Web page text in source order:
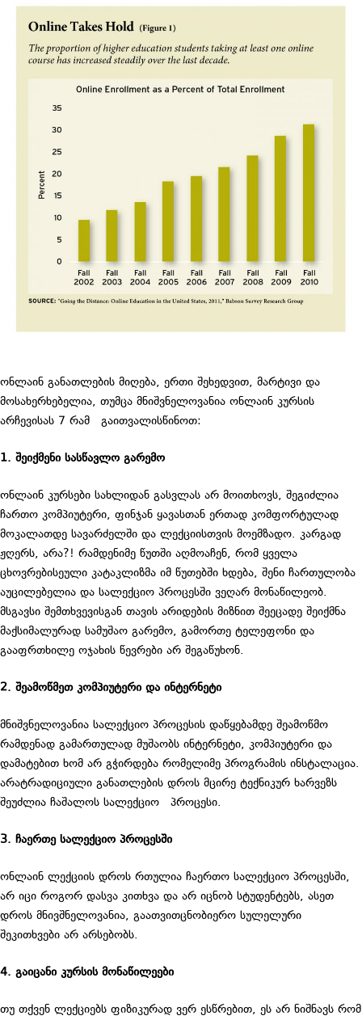
ონლაინ განათლების მიღება, ერთი შეხედვით, მარტივი და
მოსახერხებელია, თუმცა მნიშვნელოვანია ონლაინ კურსის
არჩევისას 7 რამ გაითვალისწინოთ:
1. შეიქმენი სასწავლო გარემო
ონლაინ კურსები სახლიდან გასვლას არ მოითხოვს, შეგიძლია
ჩართო კომპიუტერი, ფინჯან ყავასთან ერთად კომფორტულად
მოკალათდე სავარძელში და ლექციისთვის მოემზადო. კარგად
ჟღერს, არა?! რამდენიმე წუთში აღმოაჩენ, რომ ყველა
ცხოვრებისეული კატაკლიზმა იმ წუთებში ხდება, შენი ჩართულობა
აუცილებელია და სალექციო პროცესში ვეღარ მონაწილეობ.
მსგავსი შემთხვევისგან თავის არიდების მიზნით შეეცადე შეიქმნა
მაქსიმალურად სამუშაო გარემო, გამორთე ტელეფონი და
გააფრთხილე ოჯახის წევრები არ შეგაწუხონ.
2. შეამოწმეთ კომპიუტერი და ინტერნეტი
მნიშვნელოვანია სალექციო პროცესის დაწყებამდე შეამოწმო
რამდენად გამართულად მუშაობს ინტერნეტი, კომპიუტერი და
დამატებით ხომ არ გჭირდება რომელიმე პროგრამის ინსტალაცია.
არატრადიციული განათლების დროს მცირე ტექნიკურ ხარვეზს
შეუძლია ჩაშალოს სალექციო პროცესი.
3. ჩაერთე სალექციო პროცესში
ონლაინ ლექციის დროს რთულია ჩაერთო სალექციო პროცესში,
არ იცი როგორ დასვა კითხვა და არ იცნობ სტუდენტებს, ასეთ
დროს მნივშნელოვანია, გაათვითცნობიერო სულელური
შეკითხვები არ არსებობს.
4. გაიცანი კურსის მონაწილეები
თუ თქვენ ლექციებს ფიზიკურად ვერ ესწრებით, ეს არ ნიშნავს რომ